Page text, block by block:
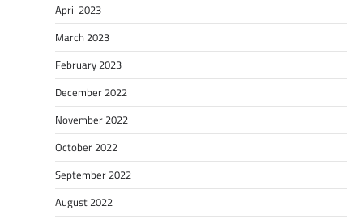
April 2023
March 2023
February 2023
December 2022
November 2022
October 2022
September 2022
August 2022